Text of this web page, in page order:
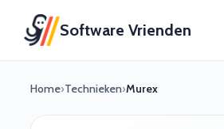
Software Vrienden
Home›Technieken›Murex